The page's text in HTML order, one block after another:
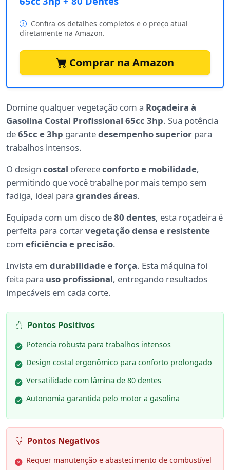
Confira os detalhes completos e o preço atual
diretamente na Amazon.
Comprar na Amazon
Domine qualquer vegetação com a Roçadeira à
Gasolina Costal Profissional 65cc 3hp. Sua potência
de65cc e 3hp garantedesempenho superior para
trabalhos intensos.
O design costal oferececonforto e mobilidade,
permitindo que você trabalhe por mais tempo sem
fadiga, ideal para grandes áreas.
Equipada com um disco de80 dentes, esta roçadeira é
perfeita para cortarvegetação densa e resistente
com eficiência e precisão.
Invista em durabilidade e força. Esta máquina foi
feita para uso profissional, entregando resultados
impecáveis em cada corte.
Pontos Positivos
Potencia robusta para trabalhos intensos
Design costal ergonômico para conforto prolongado
Versatilidade com lâmina de 80 dentes
Autonomia garantida pelo motor a gasolina
Pontos Negativos
Requer manutenção e abastecimento de combustível